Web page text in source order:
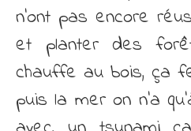
n’ont pas encore
et planter des
chauffe au bois, ça
puis la mer on n’a